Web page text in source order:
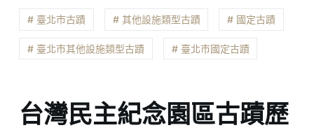
# 臺北市古蹟 # 其他設施類型古蹟 # 國定古蹟
# 臺北市其他設施類型古蹟 # 臺北市國定古蹟
台灣民主紀念園區古蹟歷